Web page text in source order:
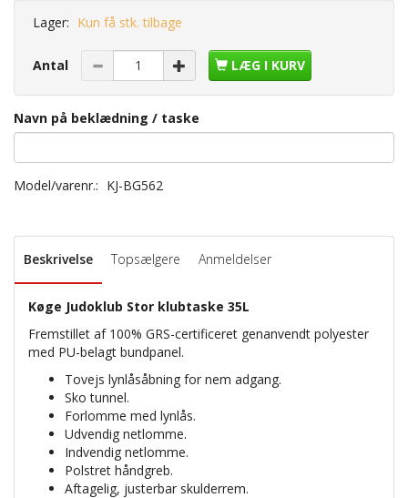
Lager: Kun få stk. tilbage
Antal LÆG I KURV
Navn på beklædning / taske
Model/varenr.: KJ-BG562
Beskrivelse Topsælgere Anmeldelser
Køge Judoklub Stor klubtaske 35L
Fremstillet af 100% GRS-certificeret genanvendt polyester
med PU-belagt bundpanel.
Tovejs lynlåsåbning for nem adgang.
Sko tunnel.
Forlomme med lynlås.
Udvendig netlomme.
Indvendig netlomme.
Polstret håndgreb.
Aftagelig, justerbar skulderrem.